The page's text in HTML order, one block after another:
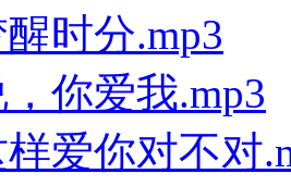
时分.mp3
你爱我.mp3
爱你对不对